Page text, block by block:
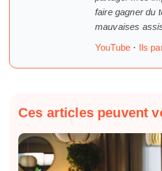
faire gagner du
mauvaises
YouTube · Ils
Ces articles peuvent